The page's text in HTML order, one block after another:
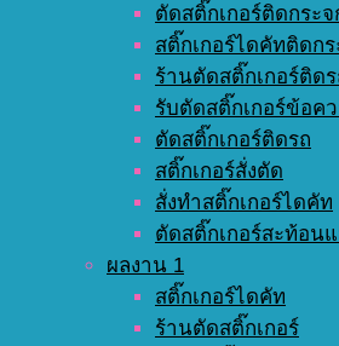
ตัดสติ๊กเกอร์ติดกระจ
สติ๊กเกอร์ไดคัทติดกร
ร้านตัดสติ๊กเกอร์ติด
รับตัดสติ๊กเกอร์ข้อค
ตัดสติ๊กเกอร์ติดรถ
สติ๊กเกอร์สั่งตัด
สั่งทำสติ๊กเกอร์ไดคัท
ตัดสติ๊กเกอร์สะท้อนแ
ผลงาน 1
สติ๊กเกอร์ไดคัท
ร้านตัดสติ๊กเกอร์